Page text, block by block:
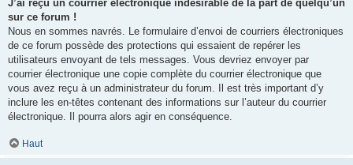
J’ai reçu un courrier électronique indésirable de la part de quelqu’un
sur ce forum !
Nous en sommes navrés. Le formulaire d’envoi de courriers électroniques
de ce forum possède des protections qui essaient de repérer les
utilisateurs envoyant de tels messages. Vous devriez envoyer par
courrier électronique une copie complète du courrier électronique que
vous avez reçu à un administrateur du forum. Il est très important d’y
inclure les en-têtes contenant des informations sur l’auteur du courrier
électronique. Il pourra alors agir en conséquence.
Haut